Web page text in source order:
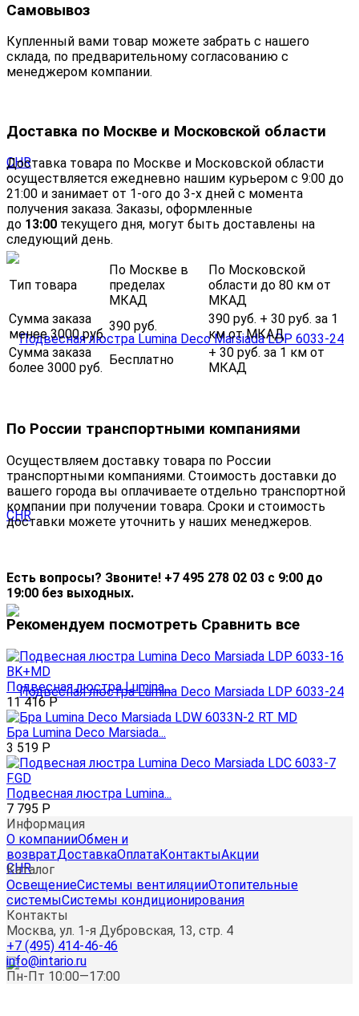
Самовывоз
Купленный вами товар можете забрать с нашего
склада, по предварительному согласованию с
менеджером компании.
Доставка по Москве и Московской области
Доставка товара по Москве и Московской области
осуществляется ежедневно нашим курьером с 9:00 до
21:00 и занимает от 1-ого до 3-х дней с момента
получения заказа. Заказы, оформленные
до 13:00 текущего дня, могут быть доставлены на
следующий день.
Тип товара
По Москве в
пределах
МКАД
По Московской
области до 80 км от
МКАД
Сумма заказа
менее 3000 руб.
390 руб.
390 руб. + 30 руб. за 1
км от МКАД
Сумма заказа
более 3000 руб.
Бесплатно
+ 30 руб. за 1 км от
МКАД
По России транспортными компаниями
Осуществляем доставку товара по России
транспортными компаниями. Стоимость доставки до
вашего города вы оплачиваете отдельно транспортной
компании при получении товара. Сроки и стоимость
доставки можете уточнить у наших менеджеров.
Есть вопросы? Звоните! +7 495 278 02 03 с 9:00 до
19:00 без выходных.
Рекомендуем посмотреть Сравнить все
Подвесная люстра Lumina...
11 416Р
Бра Lumina Deco Marsiada...
3 519 Р
Подвесная люстра Lumina...
7 795 Р
Информация
О компанииОбмен и
возвратДоставкаОплатаКонтактыАкции
Каталог
ОсвещениеСистемы вентиляцииОтопительные
системыСистемы кондиционирования
Контакты
Москва, ул. 1-я Дубровская, 13, стр. 4
+7 (495) 414-46-46
info@intario.ru
Пн-Пт 10:00—17:00